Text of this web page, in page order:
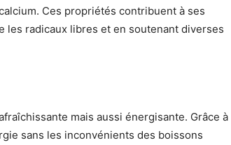
Ces propriétés contribuent à ses
les radicaux libres et en soutenant diverses
mais aussi énergisante. Grâce à
sans les inconvénients des boissons